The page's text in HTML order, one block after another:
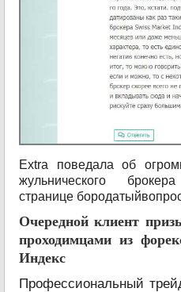
Extra поведала об
жульнического
странице
Очередной клиент
проходимцами из
Индекс
Профессиональный